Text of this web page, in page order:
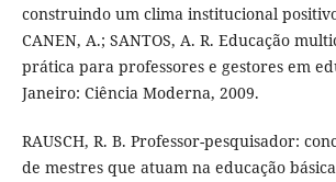
construindo um clima institucional
CANEN, A.; SANTOS, A. R. Educação
prática para professores e gestores em
Janeiro: Ciência Moderna, 2009.
RAUSCH, R. B. Professor-pesquisador:
de mestres que atuam na educação